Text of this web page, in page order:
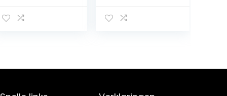
windproof –
stokparaplu,